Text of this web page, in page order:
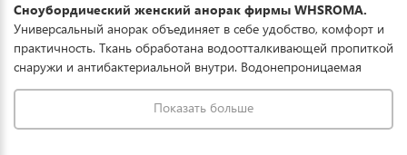
Сноубордический женский анорак фирмы WHSROMA.
Универсальный анорак объединяет в себе удобство, комфорт и
практичность. Ткань обработана водоотталкивающей пропиткой
снаружи и антибактериальной внутри. Водонепроницаемая
мембрана обеспечивает превосходную защиту при мокром
снеге или ледяном дожде и оперативно отводит влагу от тела
наружу, сохраняя тепло и комфорт. Данная модель подойдет не
Показать больше